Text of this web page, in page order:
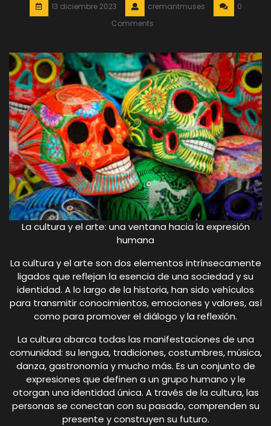
13 diciembre 2023 cremantmuses
0
Comments
La cultura y el arte: una ventana hacia la expresión
humana
La cultura y el arte son dos elementos intrínsecamente
ligados que reflejan la esencia de una sociedad y su
identidad. A lo largo de la historia, han sido vehículos
para transmitir conocimientos, emociones y valores, así
como para promover el diálogo y la reflexión.
La cultura abarca todas las manifestaciones de una
comunidad: su lengua, tradiciones, costumbres, música,
danza, gastronomía y mucho más. Es un conjunto de
expresiones que definen a un grupo humano y le
otorgan una identidad única. A través de la cultura, las
personas se conectan con su pasado, comprenden su
presente y construyen su futuro.